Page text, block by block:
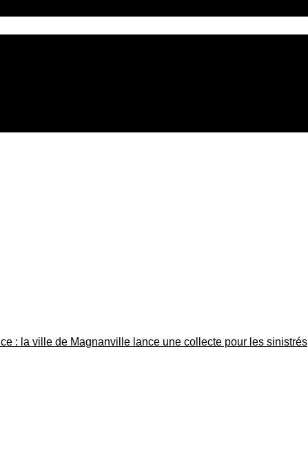
: la ville de Magnanville lance une collecte pour les sinistrés